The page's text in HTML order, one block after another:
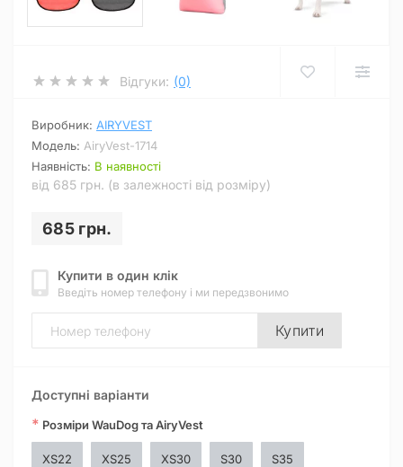
Відгуки: (0)
Виробник: AIRYVEST
Модель: AiryVest-1714
Наявність: В наявності
від 685 грн. (в залежності від розміру)
685 грн.
Купити в один клік
Введіть номер телефону і ми передзвонимо
Купити
Доступні варіанти
* Розміри WauDog та AiryVest
XS22 XS25 XS30 S30 S35